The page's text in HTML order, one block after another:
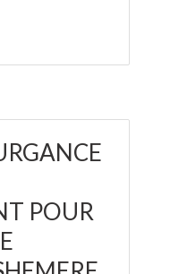
POUR